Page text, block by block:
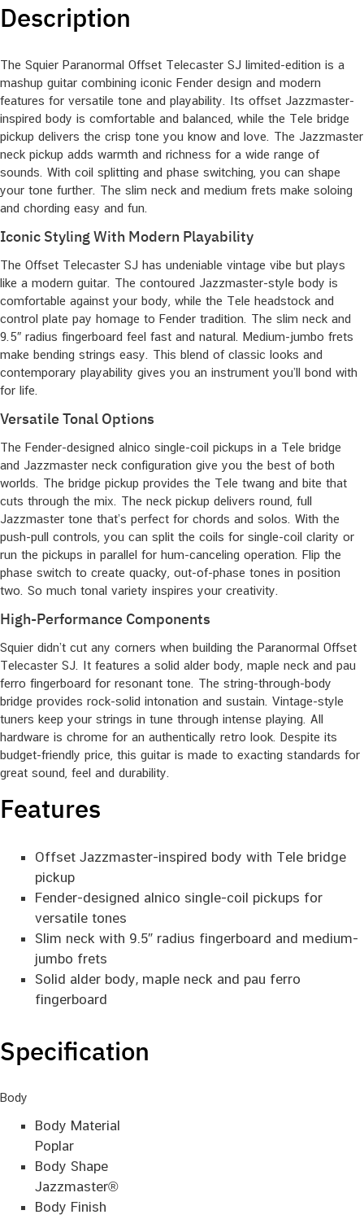
Description
The Squier Paranormal Offset Telecaster SJ limited-edition is a
mashup guitar combining iconic Fender design and modern
features for versatile tone and playability. Its offset Jazzmaster-
inspired body is comfortable and balanced, while the Tele bridge
pickup delivers the crisp tone you know and love. The Jazzmaster
neck pickup adds warmth and richness for a wide range of
sounds. With coil splitting and phase switching, you can shape
your tone further. The slim neck and medium frets make soloing
and chording easy and fun.
Iconic Styling With Modern Playability
The Offset Telecaster SJ has undeniable vintage vibe but plays
like a modern guitar. The contoured Jazzmaster-style body is
comfortable against your body, while the Tele headstock and
control plate pay homage to Fender tradition. The slim neck and
9.5″ radius fingerboard feel fast and natural. Medium-jumbo frets
make bending strings easy. This blend of classic looks and
contemporary playability gives you an instrument you’ll bond with
for life.
Versatile Tonal Options
The Fender-designed alnico single-coil pickups in a Tele bridge
and Jazzmaster neck configuration give you the best of both
worlds. The bridge pickup provides the Tele twang and bite that
cuts through the mix. The neck pickup delivers round, full
Jazzmaster tone that’s perfect for chords and solos. With the
push-pull controls, you can split the coils for single-coil clarity or
run the pickups in parallel for hum-canceling operation. Flip the
phase switch to create quacky, out-of-phase tones in position
two. So much tonal variety inspires your creativity.
High-Performance Components
Squier didn’t cut any corners when building the Paranormal Offset
Telecaster SJ. It features a solid alder body, maple neck and pau
ferro fingerboard for resonant tone. The string-through-body
bridge provides rock-solid intonation and sustain. Vintage-style
tuners keep your strings in tune through intense playing. All
hardware is chrome for an authentically retro look. Despite its
budget-friendly price, this guitar is made to exacting standards for
great sound, feel and durability.
Features
Offset Jazzmaster-inspired body with Tele bridge
pickup
Fender-designed alnico single-coil pickups for
versatile tones
Slim neck with 9.5″ radius fingerboard and medium-
jumbo frets
Solid alder body, maple neck and pau ferro
fingerboard
Specification
Body
Body Material
Poplar
Body Shape
Jazzmaster®
Body Finish